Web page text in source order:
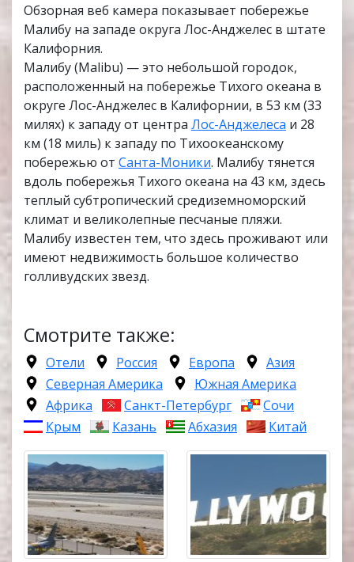
Обзорная веб камера показывает побережье
Малибу на западе округа Лос-Анджелес в штате
Калифорния.
Малибу (Malibu) — это небольшой городок,
расположенный на побережье Тихого океана в
округе Лос-Анджелес в Калифорнии, в 53 км (33
милях) к западу от центра Лос-Анджелеса и 28
км (18 миль) к западу по Тихоокеанскому
побережью от Санта-Моники. Малибу тянется
вдоль побережья Тихого океана на 43 км, здесь
теплый субтропический средиземноморский
климат и великолепные песчаные пляжи.
Малибу известен тем, что здесь проживают или
имеют недвижимость большое количество
голливудских звезд.
Смотрите также:
Отели Россия Европа
Азия
Северная Америка
Южная Америка
Африка
Санкт-Петербург
Сочи
Крым
Казань Абхазия Китай